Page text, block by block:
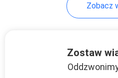
zestawZobacz
Zostaw